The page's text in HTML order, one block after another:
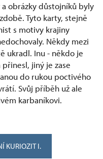
obrázky důstojníků byly
Tyto karty, stejně
s motivy krajiny
Někdy mezi
ukradl. Inu - někdo je
jiný je zase
do rukou poctivého
Svůj příběh už ale
karbaníkovi.
KURIOZIT I.